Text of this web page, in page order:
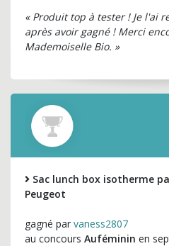
« Produit top à tester ! Je l'ai
après avoir gagné ! Merci
Mademoiselle Bio. »
Sac lunch box isotherme
Peugeot
gagné par vaness2807
au concours Auféminin en